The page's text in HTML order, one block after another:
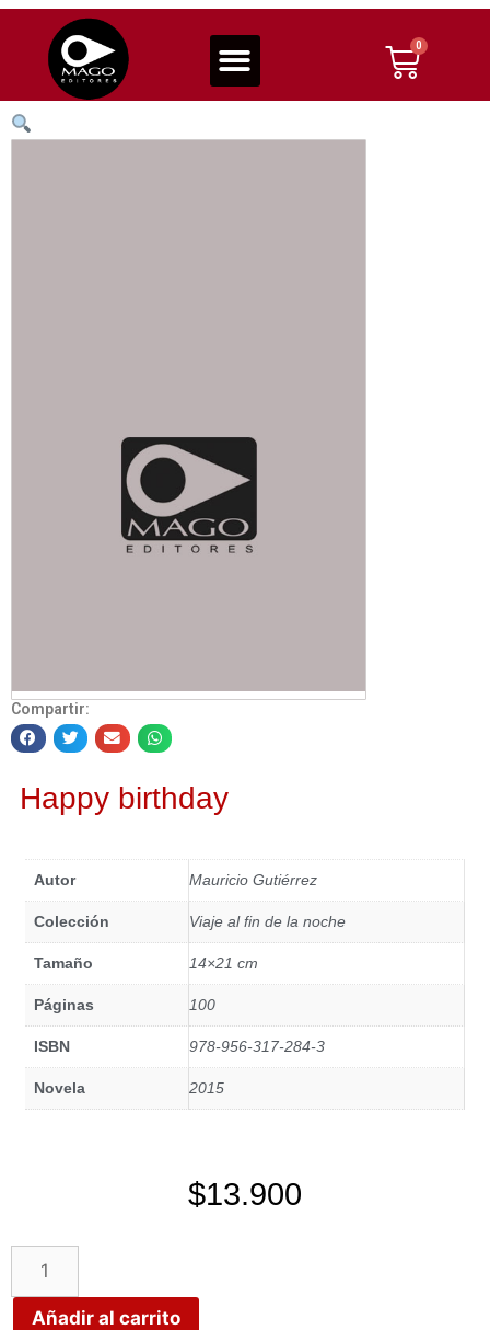
Compartir:
Happy birthday
Autor Mauricio Gutiérrez
Colección Viaje al fin de la noche
Tamaño 14×21 cm
Páginas 100
ISBN 978-956-317-284-3
Novela 2015
$13.900
Añadir al carrito